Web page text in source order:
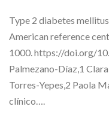
Type 2 diabetes
American reference
1000. https://doi.org/
Palmezano-Díaz,1
Torres-Yepes,2 Paola
clínico….